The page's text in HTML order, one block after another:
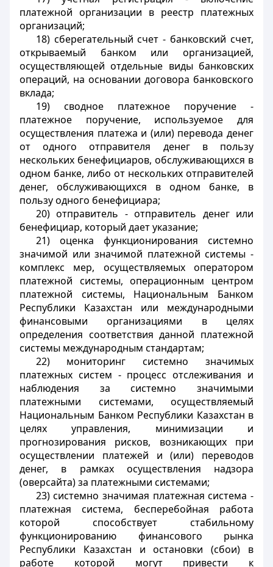
платежной организации в реестр платежных
организаций;
18) сберегательный счет - банковский счет,
открываемый банком или организацией,
осуществляющей отдельные виды банковских
операций, на основании договора банковского
вклада;
19) сводное платежное поручение -
платежное поручение, используемое для
осуществления платежа и (или) перевода денег
от одного отправителя денег в пользу
нескольких бенефициаров, обслуживающихся в
одном банке, либо от нескольких отправителей
денег, обслуживающихся в одном банке, в
пользу одного бенефициара;
20) отправитель - отправитель денег или
бенефициар, который дает указание;
21) оценка функционирования системно
значимой или значимой платежной системы -
комплекс мер, осуществляемых оператором
платежной системы, операционным центром
платежной системы, Национальным Банком
Республики Казахстан или международными
финансовыми организациями в целях
определения соответствия данной платежной
системы международным стандартам;
22) мониторинг системно значимых
платежных систем - процесс отслеживания и
наблюдения за системно значимыми
платежными системами, осуществляемый
Национальным Банком Республики Казахстан в
целях управления, минимизации и
прогнозирования рисков, возникающих при
осуществлении платежей и (или) переводов
денег, в рамках осуществления надзора
(оверсайта) за платежными системами;
23) системно значимая платежная система -
платежная система, бесперебойная работа
которой способствует стабильному
функционированию финансового рынка
Республики Казахстан и остановки (сбои) в
работе которой могут привести к